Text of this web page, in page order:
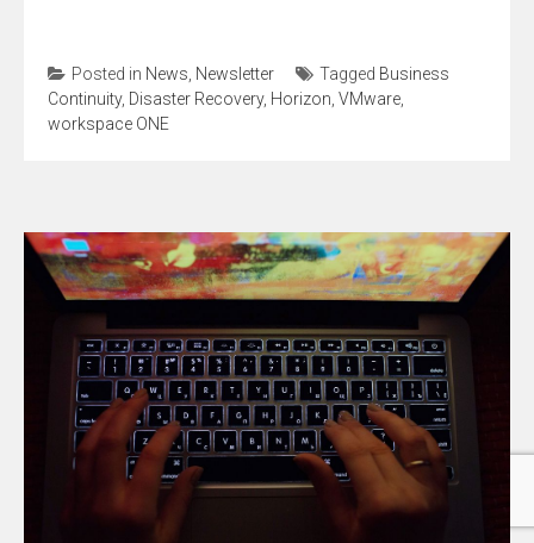
Posted in News Newsletter Tagged Business
Continuity, Disaster Recovery, Horizon VMware
workspace ONE